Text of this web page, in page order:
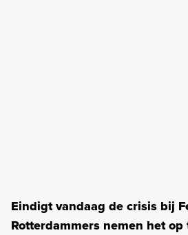
Eindigt vandaag de crisis bij
Rotterdammers nemen het